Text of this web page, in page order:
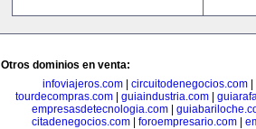
Otros dominios en venta:
infoviajeros.com| circuitodenegocios.com|
tourdecompras.com| guiaindustria.com|
empresasdetecnologia.com
citadenegocios.com
foroempresario.com